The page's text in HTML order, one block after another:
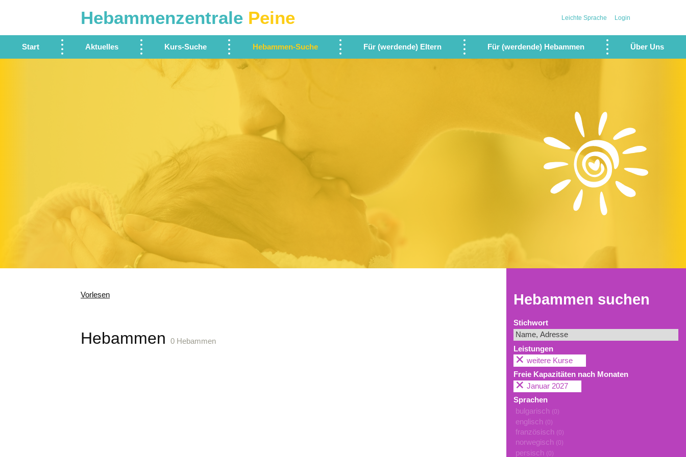
Hebammenzentrale Peine
Start Aktuelles Kurs-Suche Hebammen-Suche Für (werdende) Eltern Für (werdende) Hebammen Über Uns
Leichte Sprache Login
Hebammen suchen
Stichwort
Leistungen
weitere Kurse
Freie Kapazitäten nach Monaten
Januar 2027
Sprachen
bulgarisch (0)
englisch (0)
französisch (0)
norwegisch (0)
persisch (0)
Vorlesen
Hebammen0 Hebammen